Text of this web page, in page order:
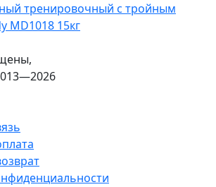
тренировочный с тройным
MD1018 15кг